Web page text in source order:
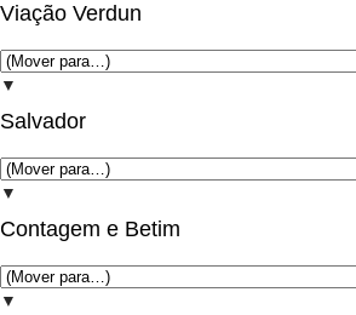
Viação Verdun
▼
Salvador
▼
Contagem e Betim
▼